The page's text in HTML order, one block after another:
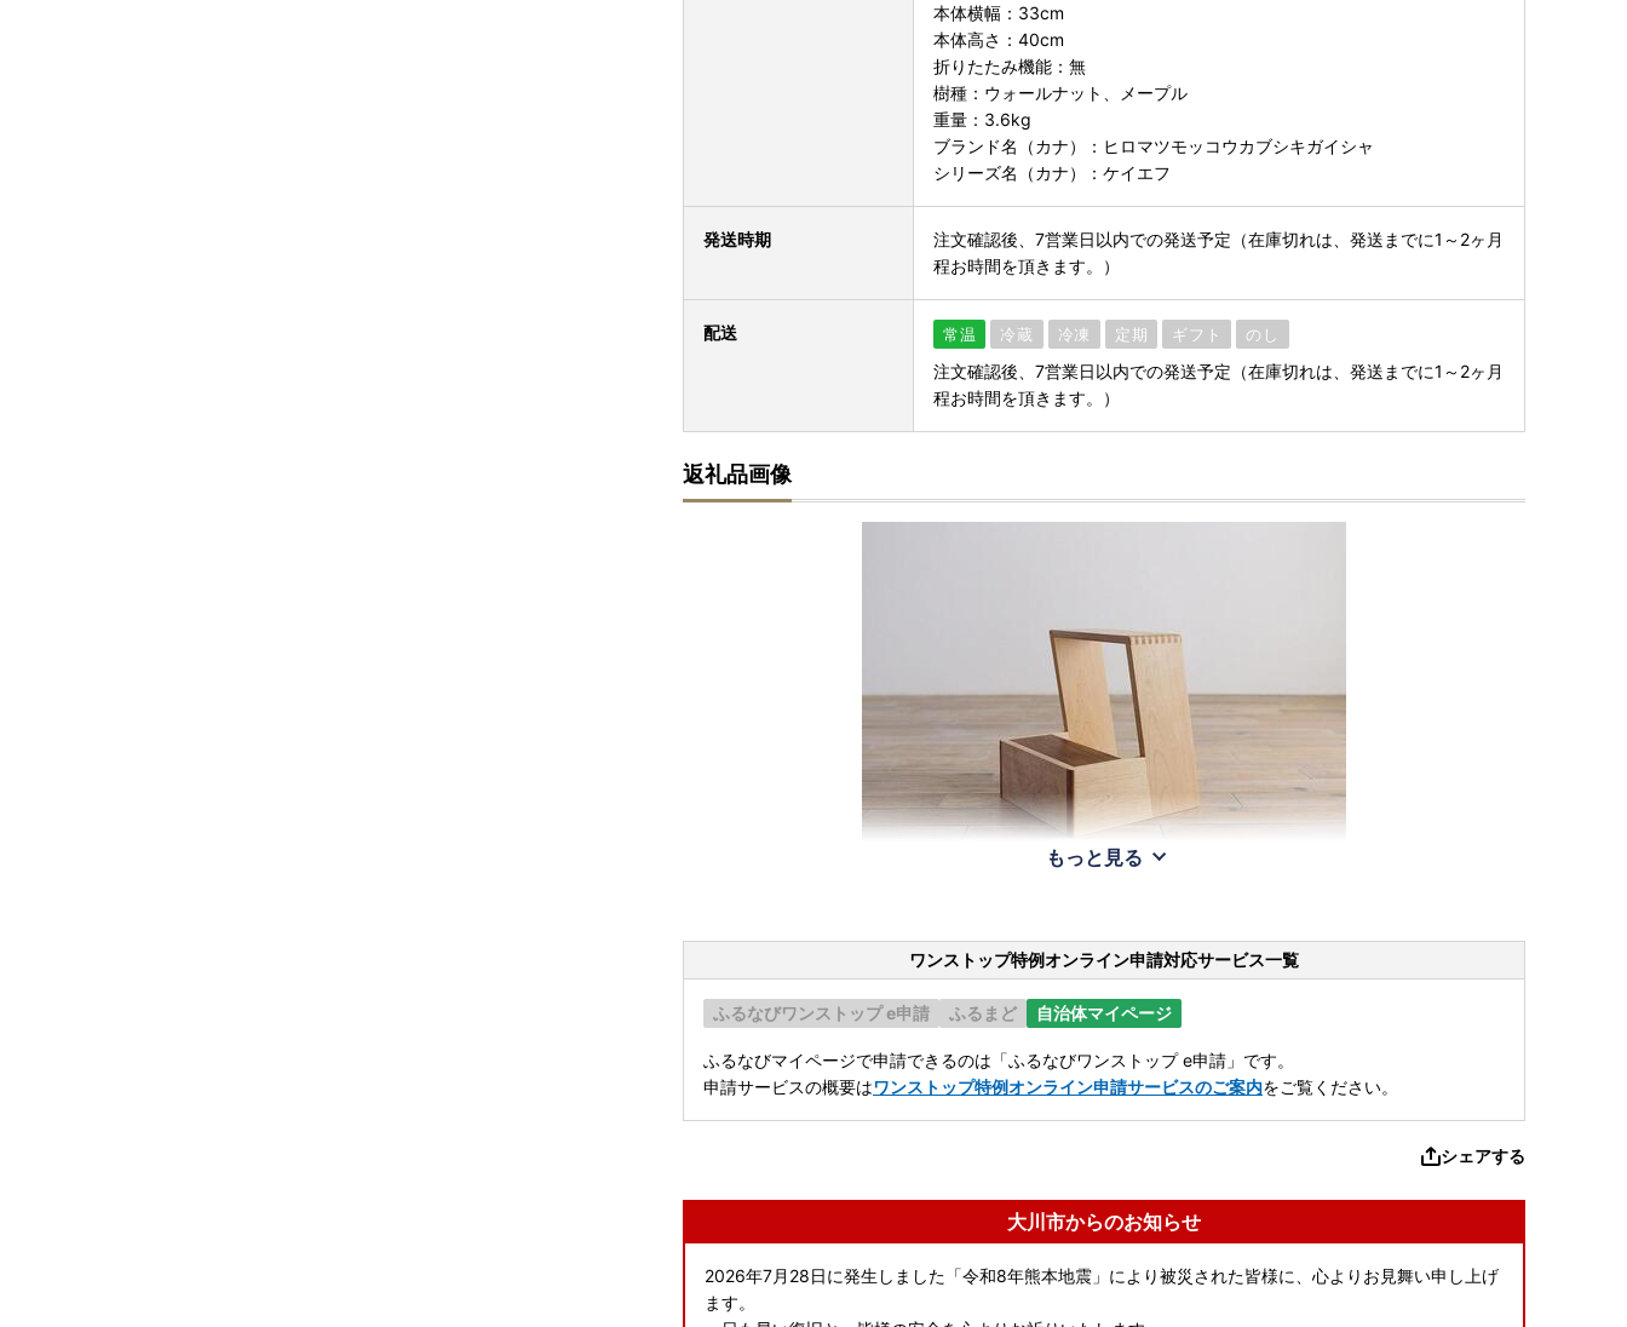
本体横幅：33cm
本体高さ：40cm
折りたたみ機能：無
樹種：ウォールナット、メープル
重量：3.6kg
ブランド名（カナ）：ヒロマツモッコウカブシキガイシャ
シリーズ名（カナ）：ケイエフ
発送時期
注文確認後、7営業日以内での発送予定（在庫切れは、発送までに1～2ヶ月
程お時間を頂きます。）
配送 常温 冷蔵 冷凍 定期 ギフト のし
注文確認後、7営業日以内での発送予定（在庫切れは、発送までに1～2ヶ月
程お時間を頂きます。）
返礼品画像
もっと見る
ワンストップ特例オンライン申請対応サービス一覧
ふるなびワンストップ e申請 ふるまど 自治体マイページ
ふるなびマイページで申請できるのは「ふるなびワンストップ e申請」です。
申請サービスの概要はワンストップ特例オンライン申請サービスのご案内をご覧ください。
シェアする
大川市からのお知らせ
2026年7月28日に発生しました「令和8年熊本地震」により被災された皆様に、心よりお見舞い申し上げ
ます。